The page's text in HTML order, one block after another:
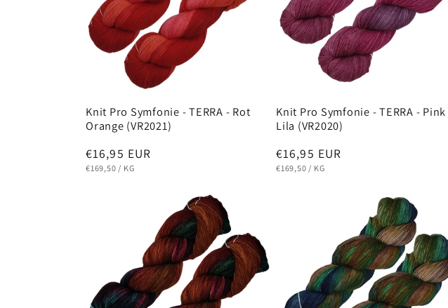
Knit Pro Symfonie - TERRA - Rot
Orange (VR2021)
Normaler
Preis
€16,95 EUR
GRUNDPREIS
€169,50 / PRO
KG
Knit Pro Symfonie - TERRA - Pink
Lila (VR2020)
Normaler
Preis
€16,95 EUR
GRUNDPREIS
€169,50 / PRO
KG